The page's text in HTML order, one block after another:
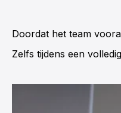
Doordat het team
Zelfs tijdens een